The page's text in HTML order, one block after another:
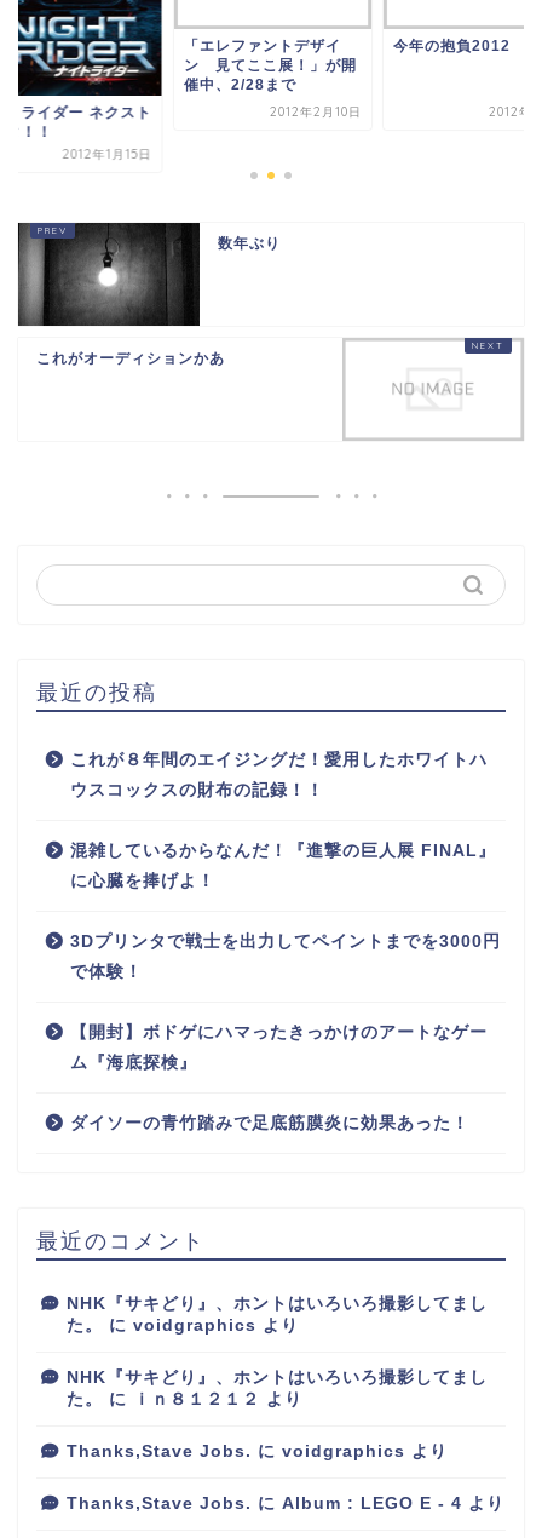
トライダー ネクスト
！！
2012年1月15日
「エレファントデザイ
ン 見てここ展！」が開
催中、2/28まで
2012年2月10日
今年の抱負2012
2012年1
数年ぶり
これがオーディションかあ
最近の投稿
これが８年間のエイジングだ！愛用したホワイトハ
ウスコックスの財布の記録！！
混雑しているからなんだ！『進撃の巨人展 FINAL』
に心臓を捧げよ！
3Dプリンタで戦士を出力してペイントまでを3000円
で体験！
【開封】ボドゲにハマったきっかけのアートなゲー
ム『海底探検』
ダイソーの青竹踏みで足底筋膜炎に効果あった！
最近のコメント
NHK『サキどり』、ホントはいろいろ撮影してまし
た。
に voidgraphics より
NHK『サキどり』、ホントはいろいろ撮影してまし
た。
に ｉｎ８１２１２ より
Thanks,Stave Jobs. に voidgraphics より
Thanks,Stave Jobs. に Album : LEGO E - 4 より